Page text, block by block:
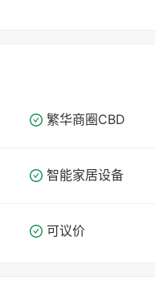
繁华商圈​​CBD
智能家居设备
可议价